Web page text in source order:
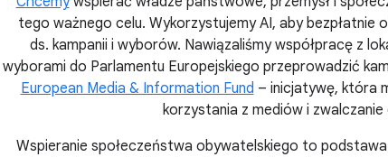
tego ważnego celu. Wykorzystujemy AI, aby
ds. kampanii i wyborów. Nawiązaliśmy współpracę z
wyborami do Parlamentu Europejskiego przeprowadzić
European Media & Information Fund – inicjatywę, która
korzystania z mediów i
Wspieranie społeczeństwa obywatelskiego to